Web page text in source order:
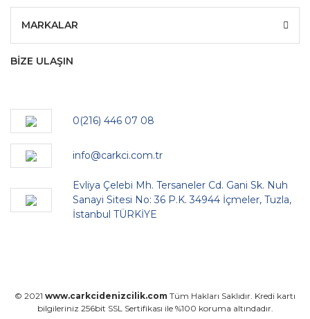
MARKALAR
BİZE ULAŞIN
0(216) 446 07 08
info@carkci.com.tr
Evliya Çelebi Mh. Tersaneler Cd. Gani Sk. Nuh
Sanayi Sitesi No: 36 P.K. 34944 İçmeler, Tuzla,
İstanbul TÜRKİYE
© 2021 www.carkcidenizcilik.com Tüm Hakları Saklıdır. Kredi kartı
bilgileriniz 256bit SSL Sertifikası ile %100 koruma altındadır.